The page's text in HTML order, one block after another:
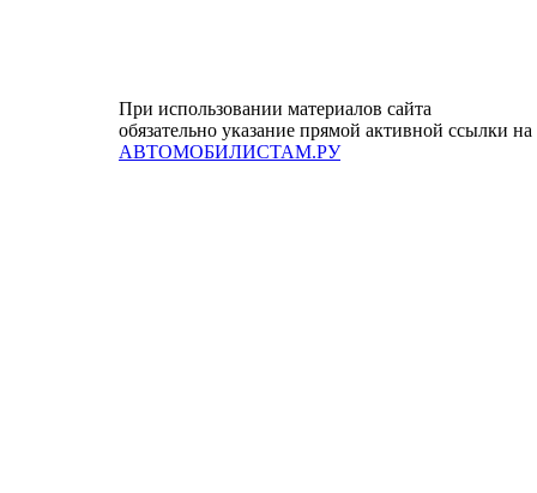
При использовании материалов сайта
обязательно указание прямой активной ссылки на
АВТОМОБИЛИСТАМ.РУ